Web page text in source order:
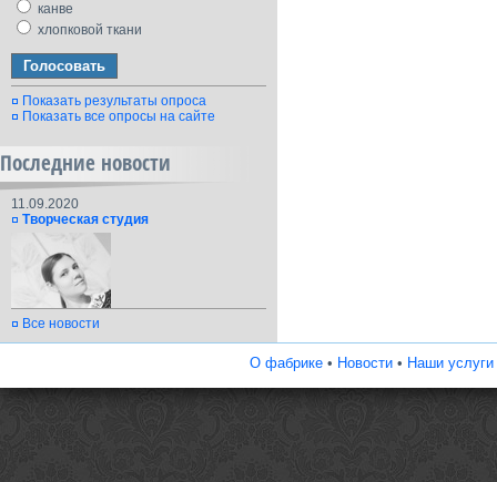
канве
хлопковой ткани
Показать результаты опроса
Показать все опросы на сайте
Последние новости
11.09.2020
Творческая студия
Все новости
О фабрике• Новости• Наши услуги